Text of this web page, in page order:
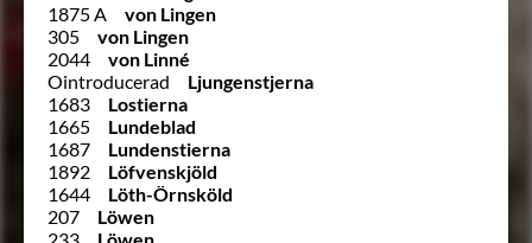
1875 A
von Lingen
305
von Lingen
2044
von Linné
Ointroducerad
Ljungenstjerna
1683
Lostierna
1665
Lundeblad
1687
Lundenstierna
1892
Löfvenskjöld
1644
Löth-Örnsköld
207
Löwen
233
Löwen